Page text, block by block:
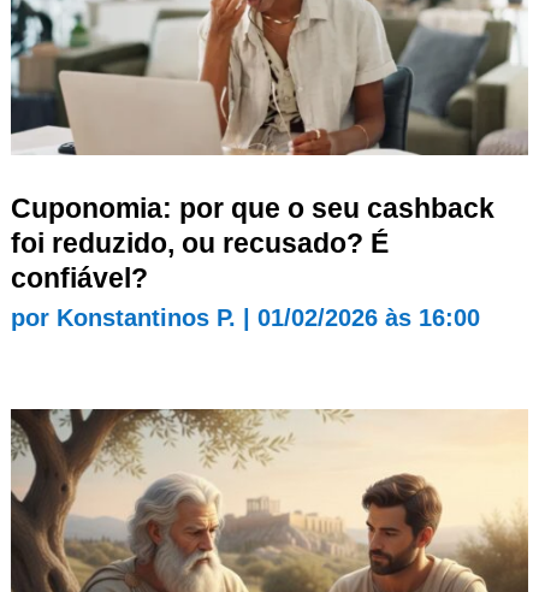
Cuponomia: por que o seu cashback
foi reduzido, ou recusado? É
confiável?
por Konstantinos P. 01/02/2026 às 16:00